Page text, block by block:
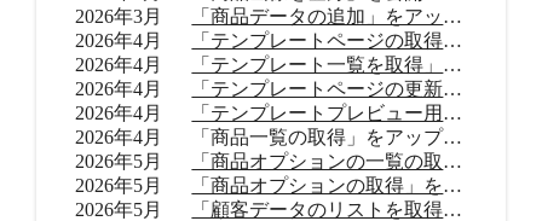
2026年3月
「商品データの追加」をアップデート
2026年4月
「テンプレートページの取得」を公開
2026年4月
「テンプレート一覧を取得」を公開
2026年4月
「テンプレートページの更新」を公開
2026年4月
「テンプレートプレビュー用URLを取得」を公開
2026年4月
「商品一覧の取得」をアップデート
2026年5月
「商品オプションの一覧の取得」をアップデート
2026年5月
「商品オプションの取得」を公開
2026年5月
「顧客データのリストを取得」をアップデート